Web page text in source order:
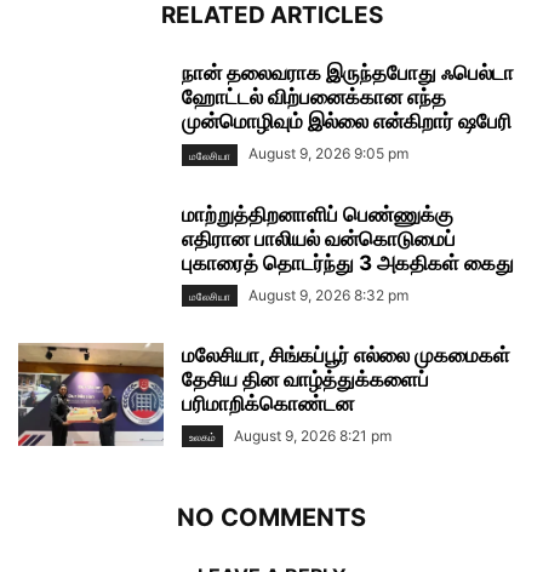
RELATED ARTICLES
நான் தலைவராக இருந்தபோது ஃபெல்டா
ஹோட்டல் விற்பனைக்கான எந்த
முன்மொழிவும் இல்லை என்கிறார் ஷபேரி
மலேசியா August 9, 2026 9:05 pm
மாற்றுத்திறனாளிப் பெண்ணுக்கு
எதிரான பாலியல் வன்கொடுமைப்
புகாரைத் தொடர்ந்து 3 அகதிகள் கைது
மலேசியா August 9, 2026 8:32 pm
மலேசியா, சிங்கப்பூர் எல்லை முகமைகள்
தேசிய தின வாழ்த்துக்களைப்
பரிமாறிக்கொண்டன
உலகம் August 9, 2026 8:21 pm
NO COMMENTS